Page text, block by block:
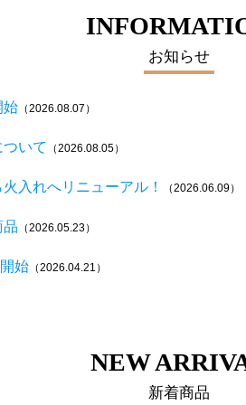
お知らせ
始（2026.08.07）
いて （2026.08.05）
入れへリニューアル！ （2026.06.09）
品 （2026.05.23）
始（2026.04.21）
NEW
新着商品